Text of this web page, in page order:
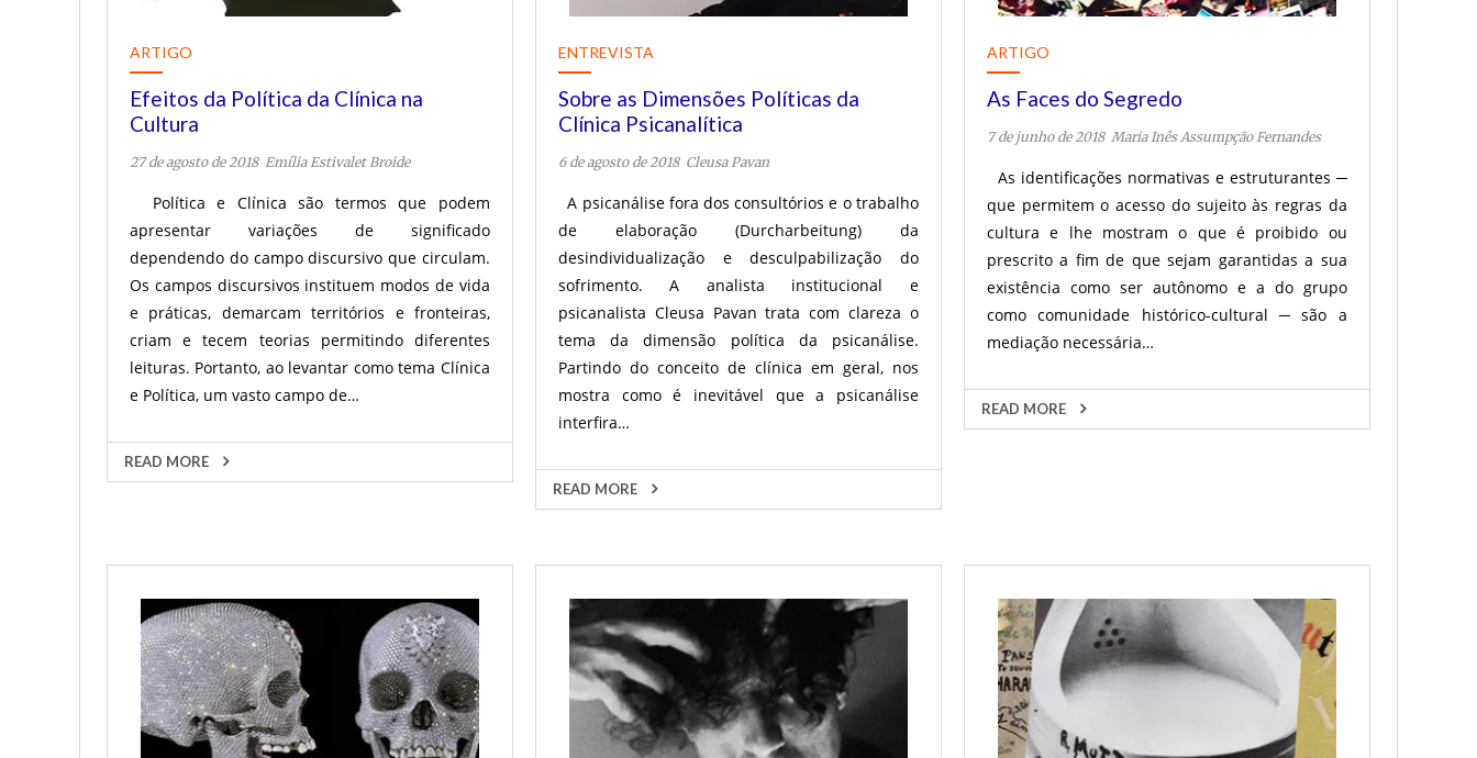
ARTIGO
Efeitos da Política da Clínica na
Cultura
27 de agosto de 2018 Emília Estivalet Broide
Política e Clínica são termos que podem
apresentar variações de significado
dependendo do campo discursivo que circulam.
Os campos discursivos instituem modos de vida
e práticas, demarcam territórios e fronteiras,
criam e tecem teorias permitindo diferentes
leituras. Portanto, ao levantar como tema Clínica
e Política, um vasto campo de…
READ MORE
ENTREVISTA
Sobre as Dimensões Políticas da
Clínica Psicanalítica
6 de agosto de 2018 Cleusa Pavan
A psicanálise fora dos consultórios e o trabalho
de elaboração (Durcharbeitung) da
desindividualização e desculpabilização do
sofrimento. A analista institucional e
psicanalista Cleusa Pavan trata com clareza o
tema da dimensão política da psicanálise.
Partindo do conceito de clínica em geral, nos
mostra como é inevitável que a psicanálise
interfira…
READ MORE
ARTIGO
As Faces do Segredo
7 de junho de 2018 Maria Inês Assumpção Fernandes
As identificações normativas e estruturantes ─
que permitem o acesso do sujeito às regras da
cultura e lhe mostram o que é proibido ou
prescrito a fim de que sejam garantidas a sua
existência como ser autônomo e a do grupo
como comunidade histórico-cultural ─ são a
mediação necessária…
READ MORE